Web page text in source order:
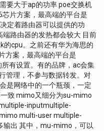
要大于ap的功率 poe交换机
片方案，最高端的平台是
定着路由器可以提供的功
路由器的发热都会较大 目前
的cpu。之前还有华为海思的
方案，最高端的平台是
有设置。有的品牌，ac会集
管理，不参与数据转发。对
是网络中的一个瓶颈，一定
致 mimo又细分为su-mimo
inputmultiple-
multi-user multiple-
出 其中，mu-mimo，可以